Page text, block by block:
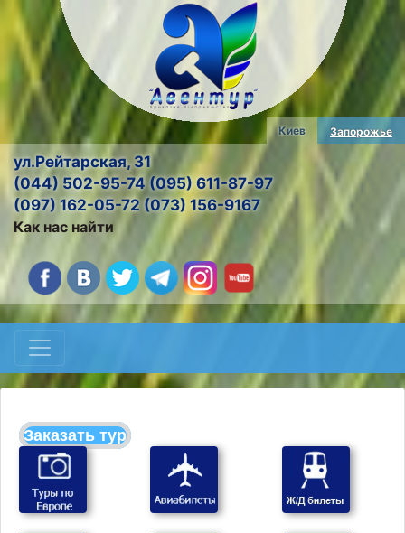
Киев Запорожье
ул.Рейтарская, 31
(044) 502-95-74 (095) 611-87-97
(097) 162-05-72 (073) 156-9167
Как нас найти
Заказать тур